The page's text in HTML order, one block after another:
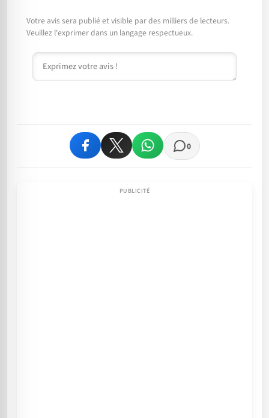
Votre avis sera publié et visible par des milliers de lecteurs.
Veuillez l'exprimer dans un langage respectueux.
Commentaire
0